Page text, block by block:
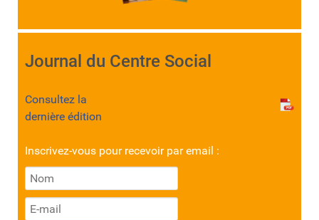
Journal du Centre Social
Consultez la
dernière édition
Inscrivez-vous pour recevoir par email :